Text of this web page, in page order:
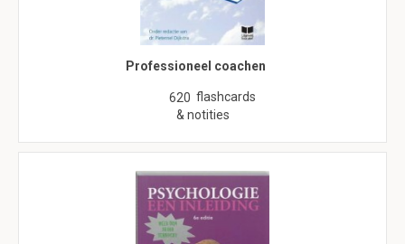
Professioneel coachen
620 flashcards
& notities